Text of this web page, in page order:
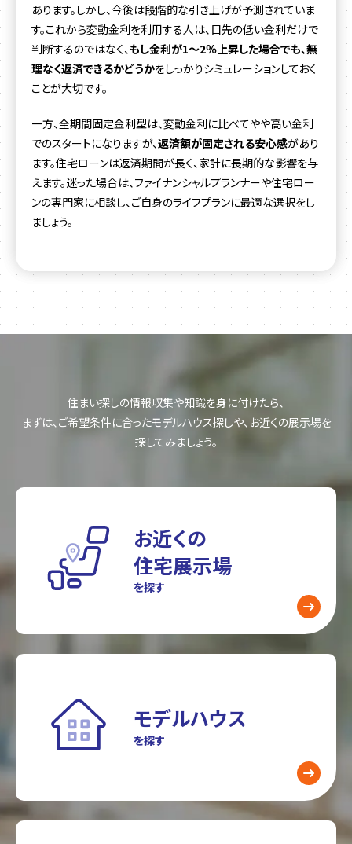
あります。しかし、今後は段階的な引き上げが予測されていま
す。これから変動金利を利用する人は、目先の低い金利だけで
判断するのではなく、 もし金利が1〜2％上昇した場合でも、無
理なく返済できるかどうかをしっかりシミュレーションしておく
ことが大切です。
一方、全期間固定金利型は、変動金利に比べてやや高い金利
でのスタートになりますが、返済額が固定される安心感があり
ます。住宅ローンは返済期間が長く、家計に長期的な影響を与
えます。迷った場合は、ファイナンシャルプランナーや住宅ロー
ンの専門家に相談し、ご自身のライフプランに最適な選択をし
ましょう。
住まい探しの情報収集や知識を身に付けたら、
まずは、ご希望条件に合ったモデルハウス探しや、お近くの展示場を
探してみましょう。
お近くの
住宅展示場
を探す
モデルハウス
を探す